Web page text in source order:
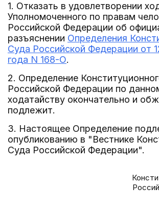
1. Отказать в удовлетворении
Уполномоченного по правам
Российской Федерации об
разъяснении Определения
Суда Российской Федерации от
года N 168-О.
2. Определение
Российской Федерации по
ходатайству окончательно и
подлежит.
3. Настоящее Определение
опубликованию в "Вестнике
Суда Российской Федерации".